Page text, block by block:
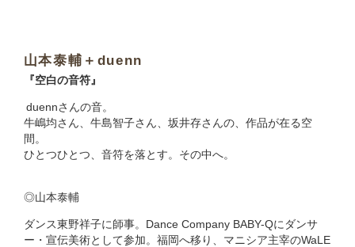
山本泰輔＋duenn
『空白の音符』
duennさんの音。
牛嶋均さん、牛島智子さん、坂井存さんの、作品が在る空
間。
ひとつひとつ、音符を落とす。その中へ。
◎山本泰輔
ダンス東野祥子に師事。Dance Company BABY-Qにダンサ
ー・宣伝美術として参加。福岡へ移り、マニシア主宰のWaLE